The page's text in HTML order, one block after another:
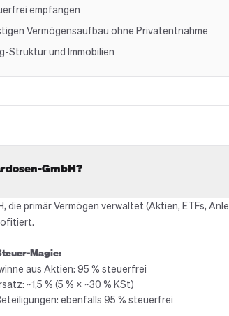
empfangen
Vermögensaufbau ohne Privatentnahme
Struktur und Immobilien
GmbH?
die primär Vermögen verwaltet (Aktien, ETFs,
Magie:
aus Aktien: 95 % steuerfrei
~1,5 % (5 % × ~30 % KSt)
ebenfalls 95 % steuerfrei